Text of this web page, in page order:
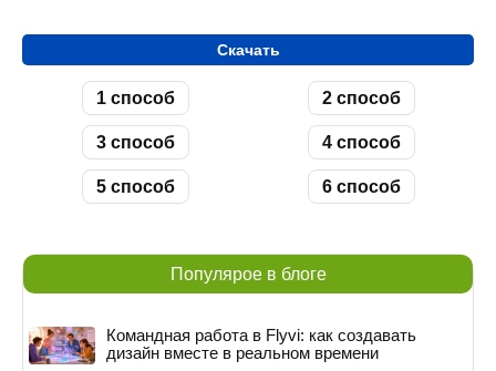
Скачать
1 способ 2 способ
3 способ 4 способ
5 способ 6 способ
Популярое в блоге
Командная работа в Flyvi: как создавать
дизайн вместе в реальном времени